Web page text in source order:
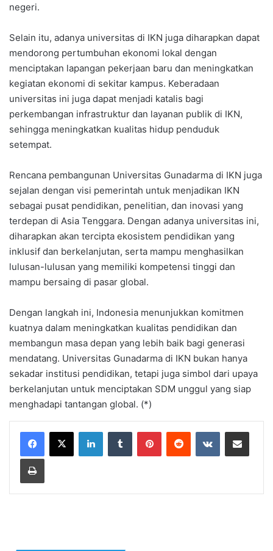
negeri.
Selain itu, adanya universitas di IKN juga diharapkan dapat
mendorong pertumbuhan ekonomi lokal dengan
menciptakan lapangan pekerjaan baru dan meningkatkan
kegiatan ekonomi di sekitar kampus. Keberadaan
universitas ini juga dapat menjadi katalis bagi
perkembangan infrastruktur dan layanan publik di IKN,
sehingga meningkatkan kualitas hidup penduduk
setempat.
Rencana pembangunan Universitas Gunadarma di IKN juga
sejalan dengan visi pemerintah untuk menjadikan IKN
sebagai pusat pendidikan, penelitian, dan inovasi yang
terdepan di Asia Tenggara. Dengan adanya universitas ini,
diharapkan akan tercipta ekosistem pendidikan yang
inklusif dan berkelanjutan, serta mampu menghasilkan
lulusan-lulusan yang memiliki kompetensi tinggi dan
mampu bersaing di pasar global.
Dengan langkah ini, Indonesia menunjukkan komitmen
kuatnya dalam meningkatkan kualitas pendidikan dan
membangun masa depan yang lebih baik bagi generasi
mendatang. Universitas Gunadarma di IKN bukan hanya
sekadar institusi pendidikan, tetapi juga simbol dari upaya
berkelanjutan untuk menciptakan SDM unggul yang siap
menghadapi tantangan global. (*)
LinkedInTumblr PinterestReddit VKontakteShare via Email
Print